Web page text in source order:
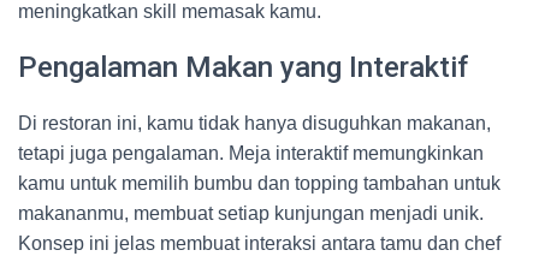
meningkatkan skill memasak kamu.
Pengalaman Makan yang Interaktif
Di restoran ini, kamu tidak hanya disuguhkan makanan,
tetapi juga pengalaman. Meja interaktif memungkinkan
kamu untuk memilih bumbu dan topping tambahan untuk
makananmu, membuat setiap kunjungan menjadi unik.
Konsep ini jelas membuat interaksi antara tamu dan chef